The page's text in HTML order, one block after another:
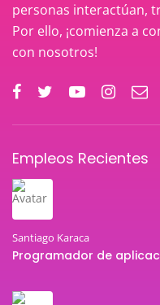
personas interactúan,
Por ello, ¡comienza a
con nosotros!
Empleos Recientes
Santiago Karaca
Programador de